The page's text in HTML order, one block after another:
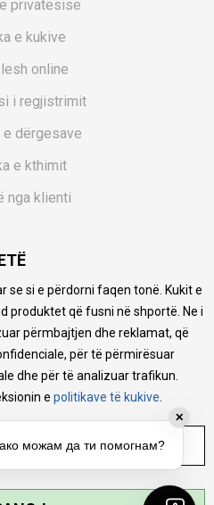
privatësisë
e kukive
online
i regjistrimit
dërgesave
e kthimit
nga klienti
të shpeshta
një përshkrim sa më të saktë
edhe foto e çmimin, por nuk
është i plotë e pa
pjesë e portfolios sonë, por
në gjendje në çdo çast.
se si e përdorni faqen tonë. Kukit e
produktet që fusni në shportë. Ne i
përmbajtjen dhe reklamat, që
për të përmirësuar
dhe për të analizuar trafikun.
e politikave të kukive
PARAMETRAT
✕
можам да ти помогнам?